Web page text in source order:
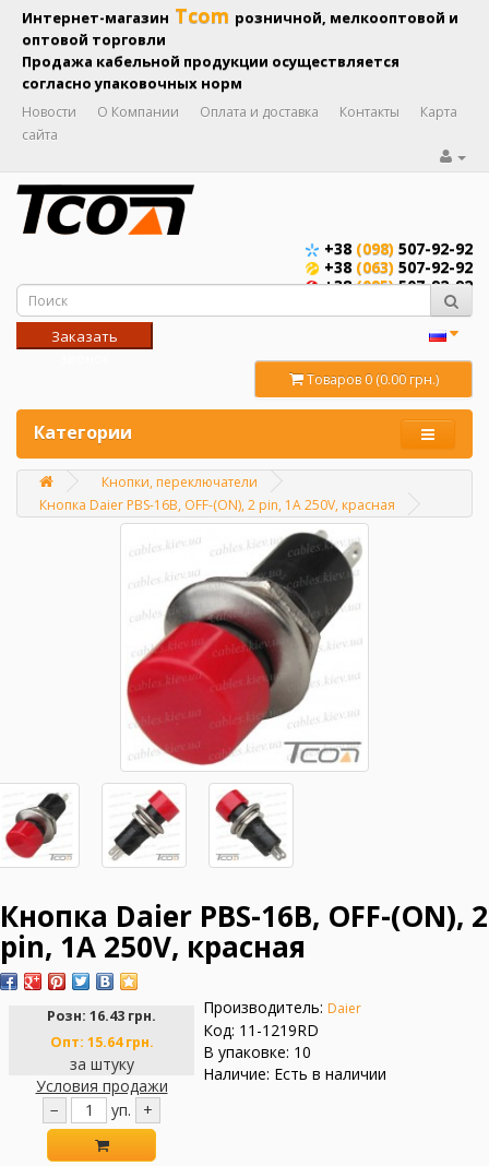
Интернет-магазин Tcom розничной, мелкооптовой и
оптовой торговли
Продажа кабельной продукции осуществляется
согласно упаковочных норм
Новости О Компании Оплата и доставка Контакты
Карта
сайта
+38 (098) 507-92-92
+38 (063) 507-92-92
+38(095)507-92-92
Заказать
Товаров 0 (0.00 грн.)
Категории
Главная
Кнопки, переключатели
Кнопка Daier PBS-16B, OFF-(ON), 2 pin, 1A 250V, красная
Кнопка Daier PBS-16B, OFF-(ON), 2
pin, 1A 250V, красная
Розн: 16.43 грн.
Опт: 15.64 грн.
за штуку
Условия продажи
−
уп. +
Производитель: Daier
Код: 11-1219RD
В упаковке: 10
Наличие: Есть в наличии